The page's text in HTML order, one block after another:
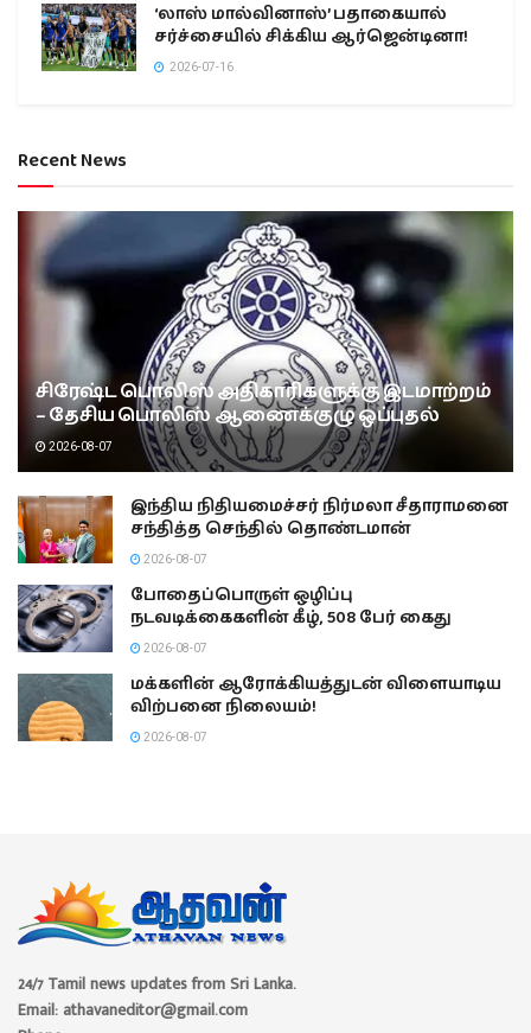
‘லாஸ் மால்வினாஸ்’ பதாகையால்
சர்ச்சையில் சிக்கிய ஆர்ஜென்டினா!
2026-07-16
Recent News
சிரேஷ்ட பொலிஸ் அதிகாரிகளுக்கு இடமாற்றம்
– தேசிய பொலிஸ் ஆணைக்குழு ஒப்புதல்
2026-08-07
இந்திய நிதியமைச்சர் நிர்மலா சீதாராமனை
சந்தித்த செந்தில் தொண்டமான்
2026-08-07
போதைப்பொருள் ஒழிப்பு
நடவடிக்கைகளின் கீழ், 508 பேர் கைது
2026-08-07
மக்களின் ஆரோக்கியத்துடன் விளையாடிய
விற்பனை நிலையம்!
2026-08-07
24/7 Tamil news updates from Sri Lanka.
Email: athavaneditor@gmail.com